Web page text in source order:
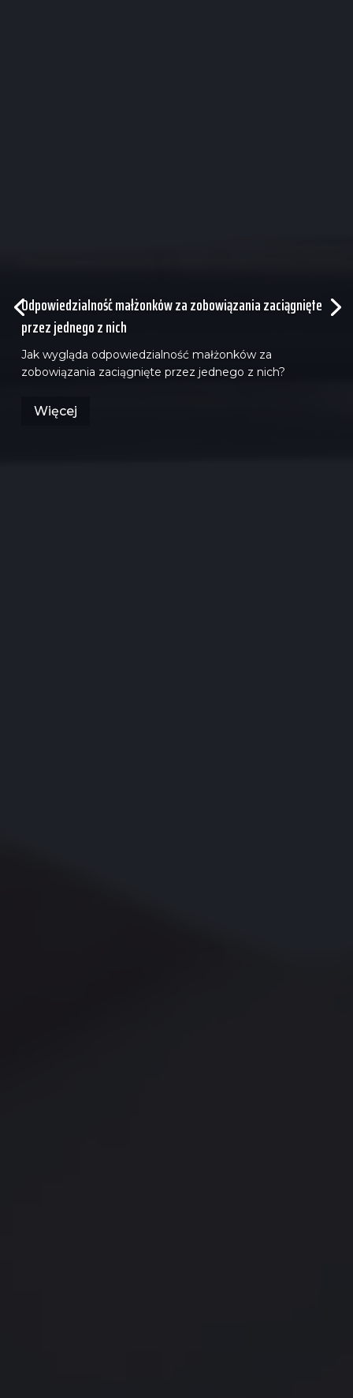
Odpowiedzialność małżonków za zobowiązania zaciągnięte
przez jednego z nich
Jak wygląda odpowiedzialność małżonków za
zobowiązania zaciągnięte przez jednego z nich?
Więcej